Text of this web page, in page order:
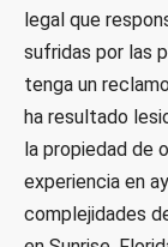
legal que
sufridas por las
tenga un
ha resultado
la propiedad de
experiencia en
complejidades